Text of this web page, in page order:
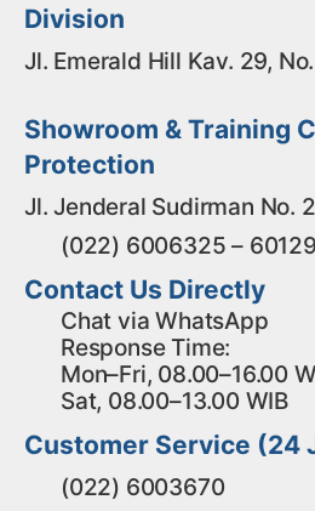
Division
Jl. Emerald Hill Kav. 29,
Showroom & Training
Protection
Jl. Jenderal Sudirman No.
(022) 6006325 –
Contact Us Directly
Chat via WhatsApp
Response Time:
Mon–Fri, 08.00–16.00
Sat, 08.00–13.00 WIB
Customer Service (24
(022) 6003670